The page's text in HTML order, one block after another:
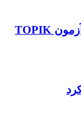
راه‌اندازی رشته کره‌ای و برگزاری آزمون TOPIK